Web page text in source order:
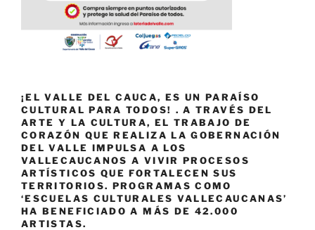
¡EL VALLE DEL CAUCA, ES UN PARAÍSO
CULTURAL PARA TODOS! . A TRAVÉS DEL
ARTE Y LA CULTURA, EL TRABAJO DE
CORAZÓN QUE REALIZA LA GOBERNACIÓN
DEL VALLE IMPULSA A LOS
VALLECAUCANOS A VIVIR PROCESOS
ARTÍSTICOS QUE FORTALECEN SUS
TERRITORIOS. PROGRAMAS COMO
‘ESCUELAS CULTURALES VALLECAUCANAS’
HA BENEFICIADO A MÁS DE 42.000
ARTISTAS.